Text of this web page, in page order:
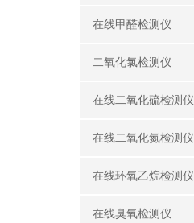
在线甲醛检测仪
二氧化氯检测仪
在线二氧化硫检测仪
在线二氧化氮检测仪
在线环氧乙烷检测仪
在线臭氧检测仪